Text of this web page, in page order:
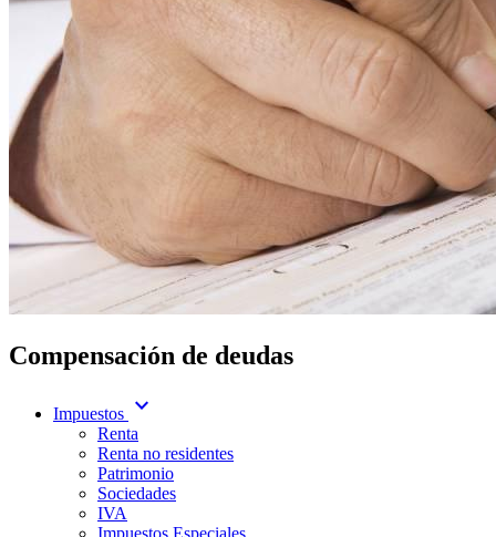
Compensación de deudas
Impuestos expand_more
Renta
Renta no residentes
Patrimonio
Sociedades
IVA
Impuestos Especiales